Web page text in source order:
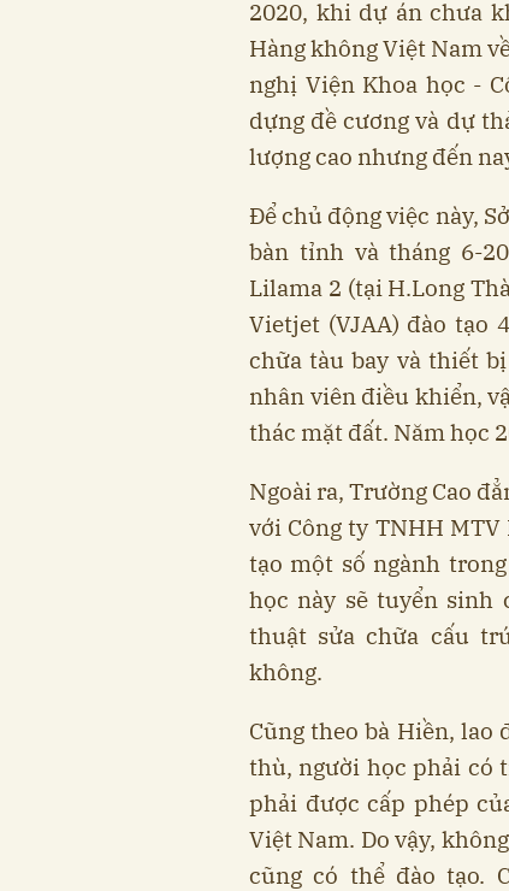
2020, khi dự án chưa
Hàng không Việt Nam
nghị Viện Khoa học -
dựng đề cương và dự
lượng cao nhưng đến
Để chủ động việc này,
bàn tỉnh và tháng 6-
Lilama 2 (tại H.Long
Vietjet (VJAA) đào tạo
chữa tàu bay và thiết
nhân viên điều khiển,
thác mặt đất. Năm học
Ngoài ra, Trường Cao
với Công ty TNHH
tạo một số ngành
học này sẽ tuyển sinh
thuật sửa chữa cấu
không.
Cũng theo bà Hiền, lao
thù, người học phải có
phải được cấp phép
Việt Nam. Do vậy,
cũng có thể đào tạo.